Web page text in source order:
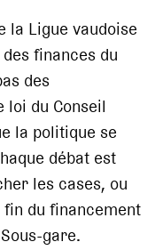
la Ligue vaudoise
finances du
des
du Conseil
la politique se
débat est
les cases, ou
du financement
gare.